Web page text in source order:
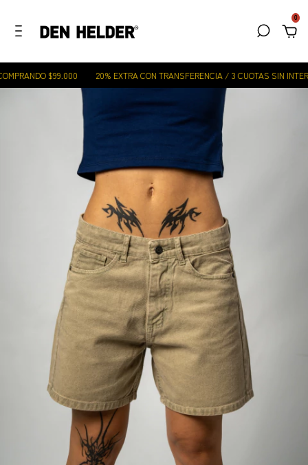
0
$99.000 20% EXTRA CON TRANSFERENCIA / 3 CUOTAS SIN